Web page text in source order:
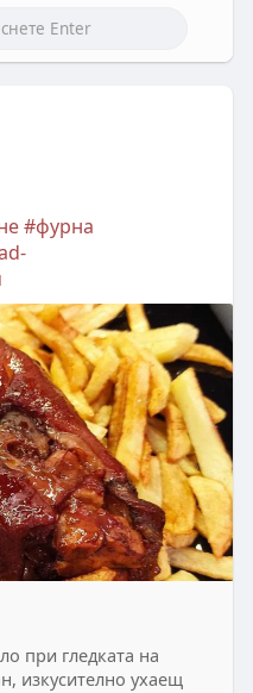
#фурна
при гледката на
изкусително ухаещ